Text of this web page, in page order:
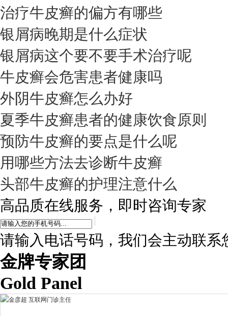
治疗牛皮癣的偏方有哪些
银屑病晚期是什么症状
银屑病这个要不要手术治疗呢
牛皮癣会危害患者健康吗
外阴牛皮癣怎么办好
夏季牛皮癣患者的健康饮食原则
预防牛皮癣的要点是什么呢
用哪些方法去诊断牛皮癣
头部牛皮癣的护理注意什么
高品质在线服务，即时咨询专家
请输入电话号码，我们会主动联系
金牌专家团
Gold Panel